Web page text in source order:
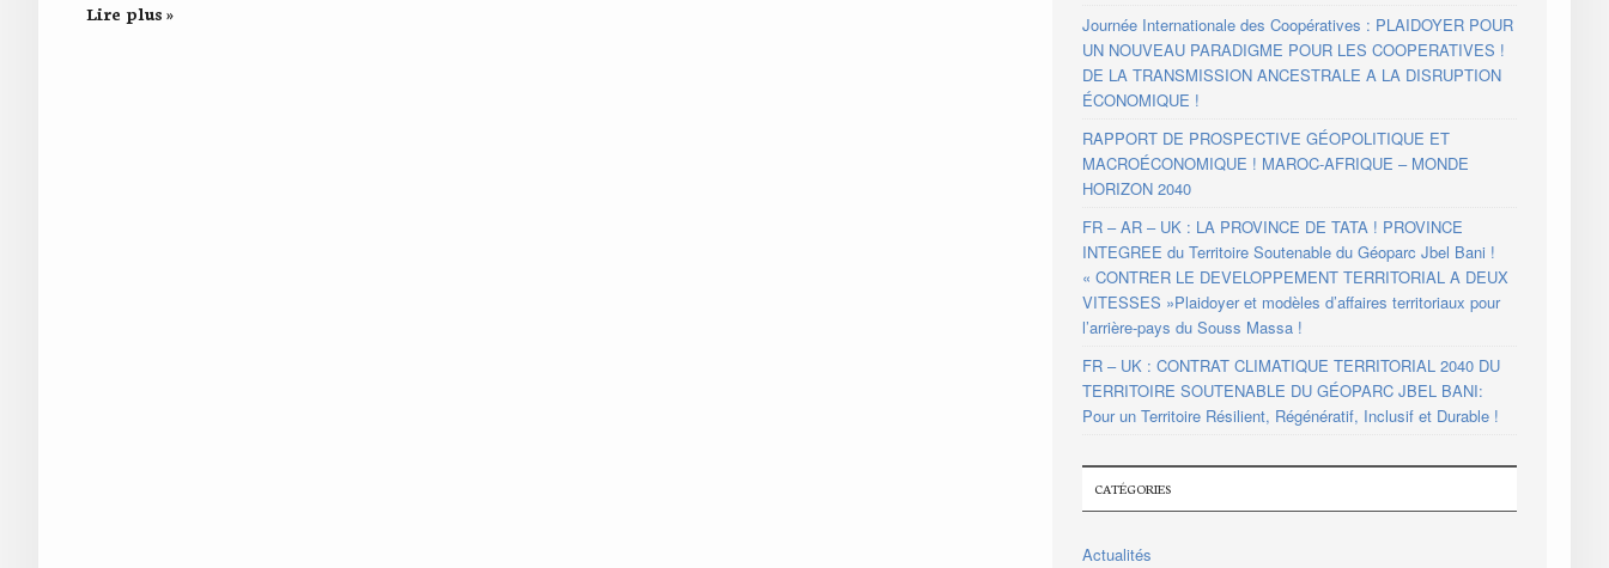
Lire plus »
Journée Internationale des Coopératives : PLAIDOYER POUR
UN NOUVEAU PARADIGME POUR LES COOPERATIVES !
DE LA TRANSMISSION ANCESTRALE A LA DISRUPTION
ÉCONOMIQUE !
RAPPORT DE PROSPECTIVE GÉOPOLITIQUE ET
MACROÉCONOMIQUE ! MAROC-AFRIQUE – MONDE
HORIZON 2040
FR – AR – UK : LA PROVINCE DE TATA ! PROVINCE
INTEGREE du Territoire Soutenable du Géoparc Jbel Bani !
« CONTRER LE DEVELOPPEMENT TERRITORIAL A DEUX
VITESSES »Plaidoyer et modèles d’affaires territoriaux pour
l’arrière-pays du Souss Massa !
FR – UK : CONTRAT CLIMATIQUE TERRITORIAL 2040 DU
TERRITOIRE SOUTENABLE DU GÉOPARC JBEL BANI:
Pour un Territoire Résilient, Régénératif, Inclusif et Durable !
CATÉGORIES
Actualités